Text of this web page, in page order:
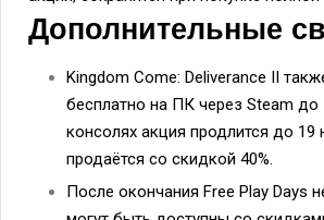
Дополнительные
Kingdom Come: Deliverance II
бесплатно на ПК через Steam до
консолях акция продлится до 19
продаётся со скидкой 40%.
После окончания Free Play Days